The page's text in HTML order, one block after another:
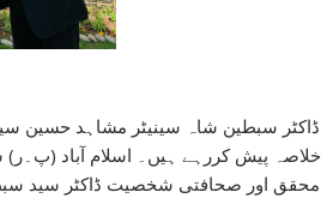
ڈاکٹر سبطین شاہ سینیٹر مشاہد حسین
خلاصہ پیش کررہے ہیں۔ اسلام آباد
محقق اور صحافتی شخصیت ڈاکٹر سید